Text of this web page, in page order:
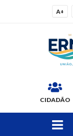
A+
CIDADÃO